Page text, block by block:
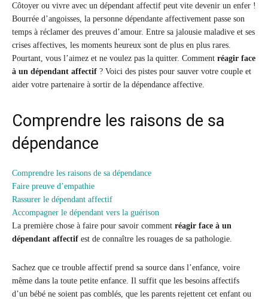
Côtoyer ou vivre avec un dépendant affectif peut vite devenir un enfer !
Bourrée d’angoisses, la personne dépendante affectivement passe son
temps à réclamer des preuves d’amour. Entre sa jalousie maladive et ses
crises affectives, les moments heureux sont de plus en plus rares.
Pourtant, vous l’aimez et ne voulez pas la quitter. Comment réagir face
à un dépendant affectif ? Voici des pistes pour sauver votre couple et
aider votre partenaire à sortir de la dépendance affective.
Comprendre les raisons de sa
dépendance
Comprendre les raisons de sa dépendance
Faire preuve d’empathie
Rassurer le dépendant affectif
Accompagner le dépendant vers la guérison
La première chose à faire pour savoir comment réagir face à un
dépendant affectif est de connaître les rouages de sa pathologie.
Sachez que ce trouble affectif prend sa source dans l’enfance, voire
même dans la toute petite enfance. Il suffit que les besoins affectifs
d’un bébé ne soient pas comblés, que les parents rejettent cet enfant ou